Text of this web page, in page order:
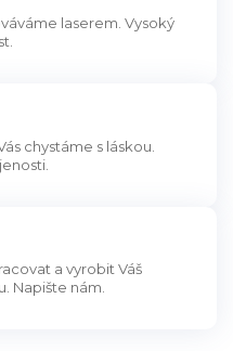
laserem. Vysoký
chystáme s láskou.
a vyrobit Váš
Napište nám.